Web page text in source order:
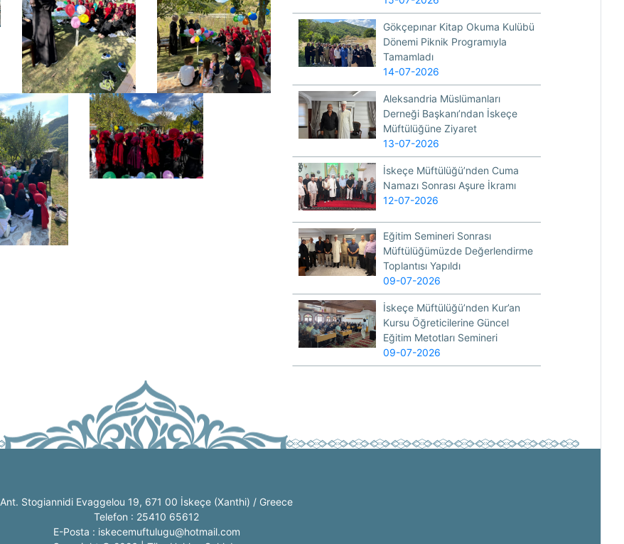
Gökçepınar Kitap Okuma Kulübü
Dönemi Piknik Programıyla
Tamamladı
14-07-2026
Aleksandria Müslümanları
Derneği Başkanı’ndan İskeçe
Müftülüğüne Ziyaret
13-07-2026
İskeçe Müftülüğü’nden Cuma
Namazı Sonrası Aşure İkramı
12-07-2026
Eğitim Semineri Sonrası
Müftülüğümüzde Değerlendirme
Toplantısı Yapıldı
09-07-2026
İskeçe Müftülüğü’nden Kur’an
Kursu Öğreticilerine Güncel
Eğitim Metotları Semineri
09-07-2026
Ant. Stogiannidi Evaggelou 19, 671 00 İskeçe (Xanthi) / Greece
Telefon : 25410 65612
E-Posta : iskecemuftulugu@hotmail.com